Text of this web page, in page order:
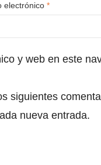
electrónico*
y web en este
siguientes
nueva entrada.